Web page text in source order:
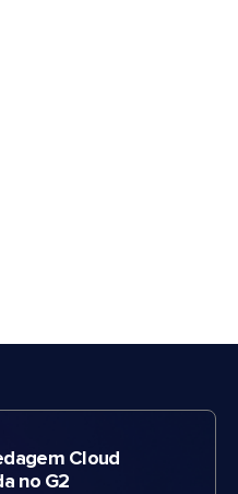
Cloud
no G2